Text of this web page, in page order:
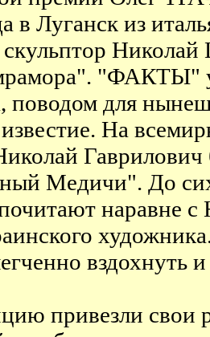
в Луганск из
"ФАКТЫ"
поводом для
На
Медичи". До
наравне
вздохнуть
привезли свои